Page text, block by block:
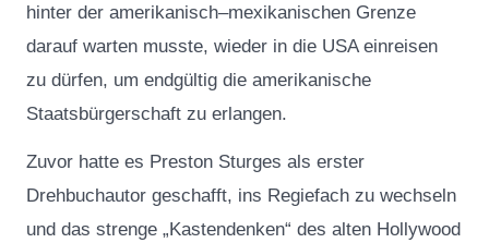
hinter der amerikanisch–mexikanischen Grenze
darauf warten musste, wieder in die USA einreisen
zu dürfen, um endgültig die amerikanische
Staatsbürgerschaft zu erlangen.
Zuvor hatte es Preston Sturges als erster
Drehbuchautor geschafft, ins Regiefach zu wechseln
und das strenge „Kastendenken“ des alten Hollywood